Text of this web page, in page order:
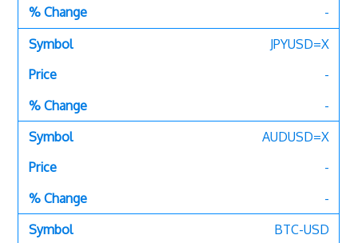
-
JPYUSD=X
-
-
AUDUSD=X
-
-
BTC-USD